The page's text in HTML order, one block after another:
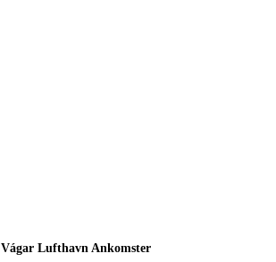
Vágar Lufthavn Ankomster